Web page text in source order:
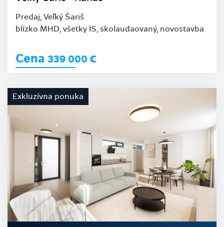
Predaj, Veľký Šariš
blízko MHD, všetky IS, skolaudaovaný, novostavba
Cena 339 000 €
Exkluzívna ponuka